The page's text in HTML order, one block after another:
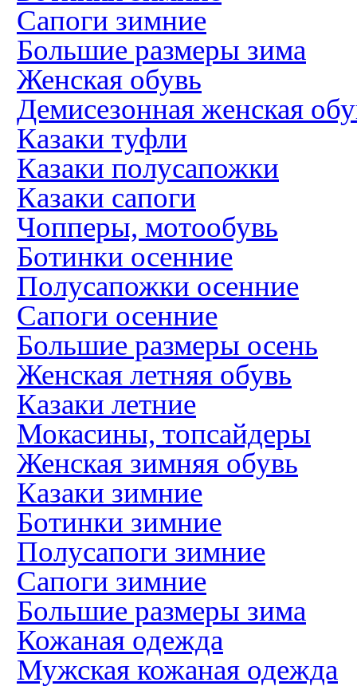
Сапоги зимние
Большие размеры зима
Женская обувь
Демисезонная женская
Казаки туфли
Казаки полусапожки
Казаки сапоги
Чопперы, мотообувь
Ботинки осенние
Полусапожки осенние
Сапоги осенние
Большие размеры осень
Женская летняя обувь
Казаки летние
Мокасины, топсайдеры
Женская зимняя обувь
Казаки зимние
Ботинки зимние
Полусапоги зимние
Сапоги зимние
Большие размеры зима
Кожаная одежда
Мужская кожаная одежда